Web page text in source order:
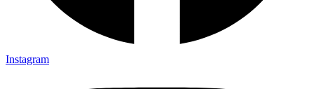
Instagram